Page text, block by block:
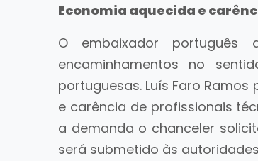
Economia aquecida e
O embaixador
encaminhamentos no
portuguesas. Luís Faro
e carência de profissionais
a demanda o chanceler
será submetido às